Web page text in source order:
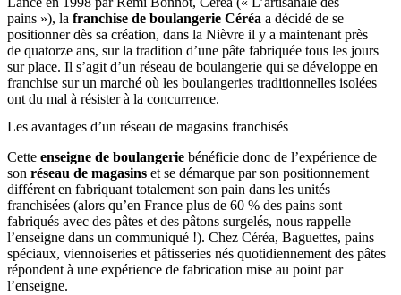
pains »), la franchise de boulangerie Céréa a décidé de se
positionner dès sa création, dans la Nièvre il y a maintenant près
de quatorze ans, sur la tradition d’une pâte fabriquée tous les jours
sur place. Il s’agit d’un réseau de boulangerie qui se développe en
franchise sur un marché où les boulangeries traditionnelles isolées
ont du mal à résister à la concurrence.
Les avantages d’un réseau de magasins franchisés
Cette enseigne de boulangerie bénéficie donc de l’expérience de
son réseau de magasins et se démarque par son positionnement
différent en fabriquant totalement son pain dans les unités
franchisées (alors qu’en France plus de 60 % des pains sont
fabriqués avec des pâtes et des pâtons surgelés, nous rappelle
l’enseigne dans un communiqué !). Chez Céréa, Baguettes, pains
spéciaux, viennoiseries et pâtisseries nés quotidiennement des pâtes
répondent à une expérience de fabrication mise au point par
l’enseigne.